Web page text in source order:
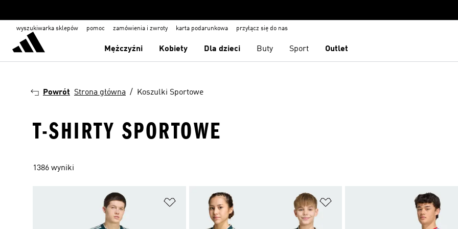
wyszukiwarka sklepów pomoc zamówienia i zwroty karta podarunkowa przyłącz się do nas
Mężczyźni Kobiety Dla dzieci Buty Sport Outlet
Powrót Strona główna Koszulki Sportowe
T-SHIRTY SPORTOWE
1386 wyniki
Dodaj do listy życzeń